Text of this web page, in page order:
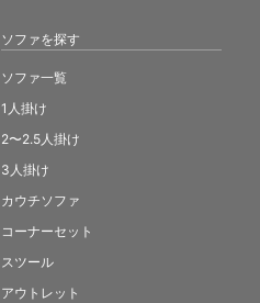
ソファを探す
ソファ一覧
1人掛け
2〜2.5人掛け
3人掛け
カウチソファ
コーナーセット
スツール
アウトレット